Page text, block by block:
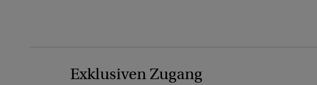
Exklusiven Zugang